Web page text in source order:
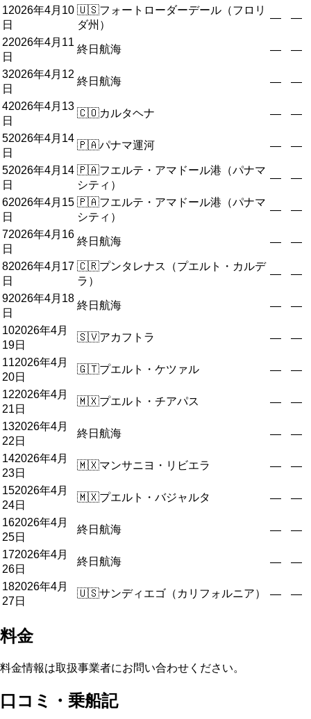
12026年4月10
日
🇺🇸フォートローダーデール（フロリ
ダ州）
— —
22026年4月11
日
終日航海 — —
32026年4月12
日
終日航海 — —
42026年4月13
日
🇨🇴カルタヘナ — —
52026年4月14
日
🇵🇦パナマ運河 — —
52026年4月14
日
🇵🇦フエルテ・アマドール港（パナマ
シティ）
— —
62026年4月15
日
🇵🇦フエルテ・アマドール港（パナマ
シティ）
— —
72026年4月16
日
終日航海 — —
82026年4月17
日
🇨🇷プンタレナス（プエルト・カルデ
ラ）
— —
92026年4月18
日
終日航海 — —
102026年4月
19日
🇸🇻アカフトラ — —
112026年4月
20日
🇬🇹プエルト・ケツァル — —
122026年4月
21日
🇲🇽プエルト・チアパス — —
132026年4月
22日
終日航海 — —
142026年4月
23日
🇲🇽マンサニヨ・リビエラ — —
152026年4月
24日
🇲🇽プエルト・バジャルタ — —
162026年4月
25日
終日航海 — —
172026年4月
26日
終日航海 — —
182026年4月
27日
🇺🇸サンディエゴ（カリフォルニア） — —
料金
料金情報は取扱事業者にお問い合わせください。
口コミ・乗船記